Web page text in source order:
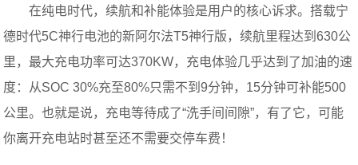
在纯电时代，续航和补能体验是用户的核心诉求。搭载宁
德时代5C神行电池的新阿尔法T5神行版，续航里程达到630公
里，最大充电功率可达370KW，充电体验几乎达到了加油的速
度：从SOC 30%充至80%只需不到9分钟，15分钟可补能500
公里。也就是说，充电等待成了“洗手间间隙”，有了它，可能
你离开充电站时甚至还不需要交停车费！